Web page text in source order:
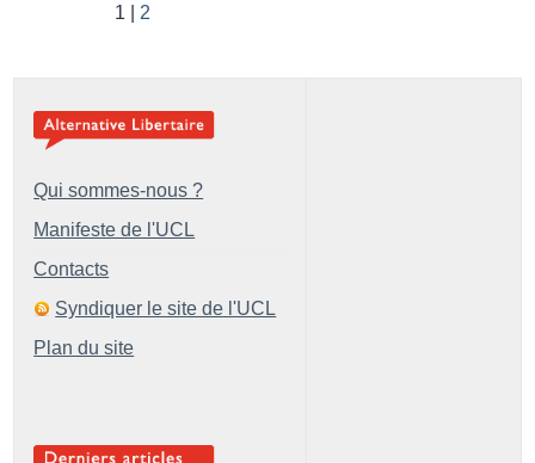
1 2
Qui sommes-nous ?
Manifeste de l'UCL
Contacts
Syndiquer le site de l'UCL
Plan du site